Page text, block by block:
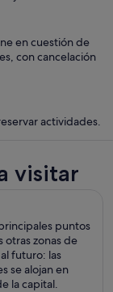
en cuestión de
con cancelación
actividades.
visitar
puntos
otras zonas de
futuro: las
se alojan en
la capital.